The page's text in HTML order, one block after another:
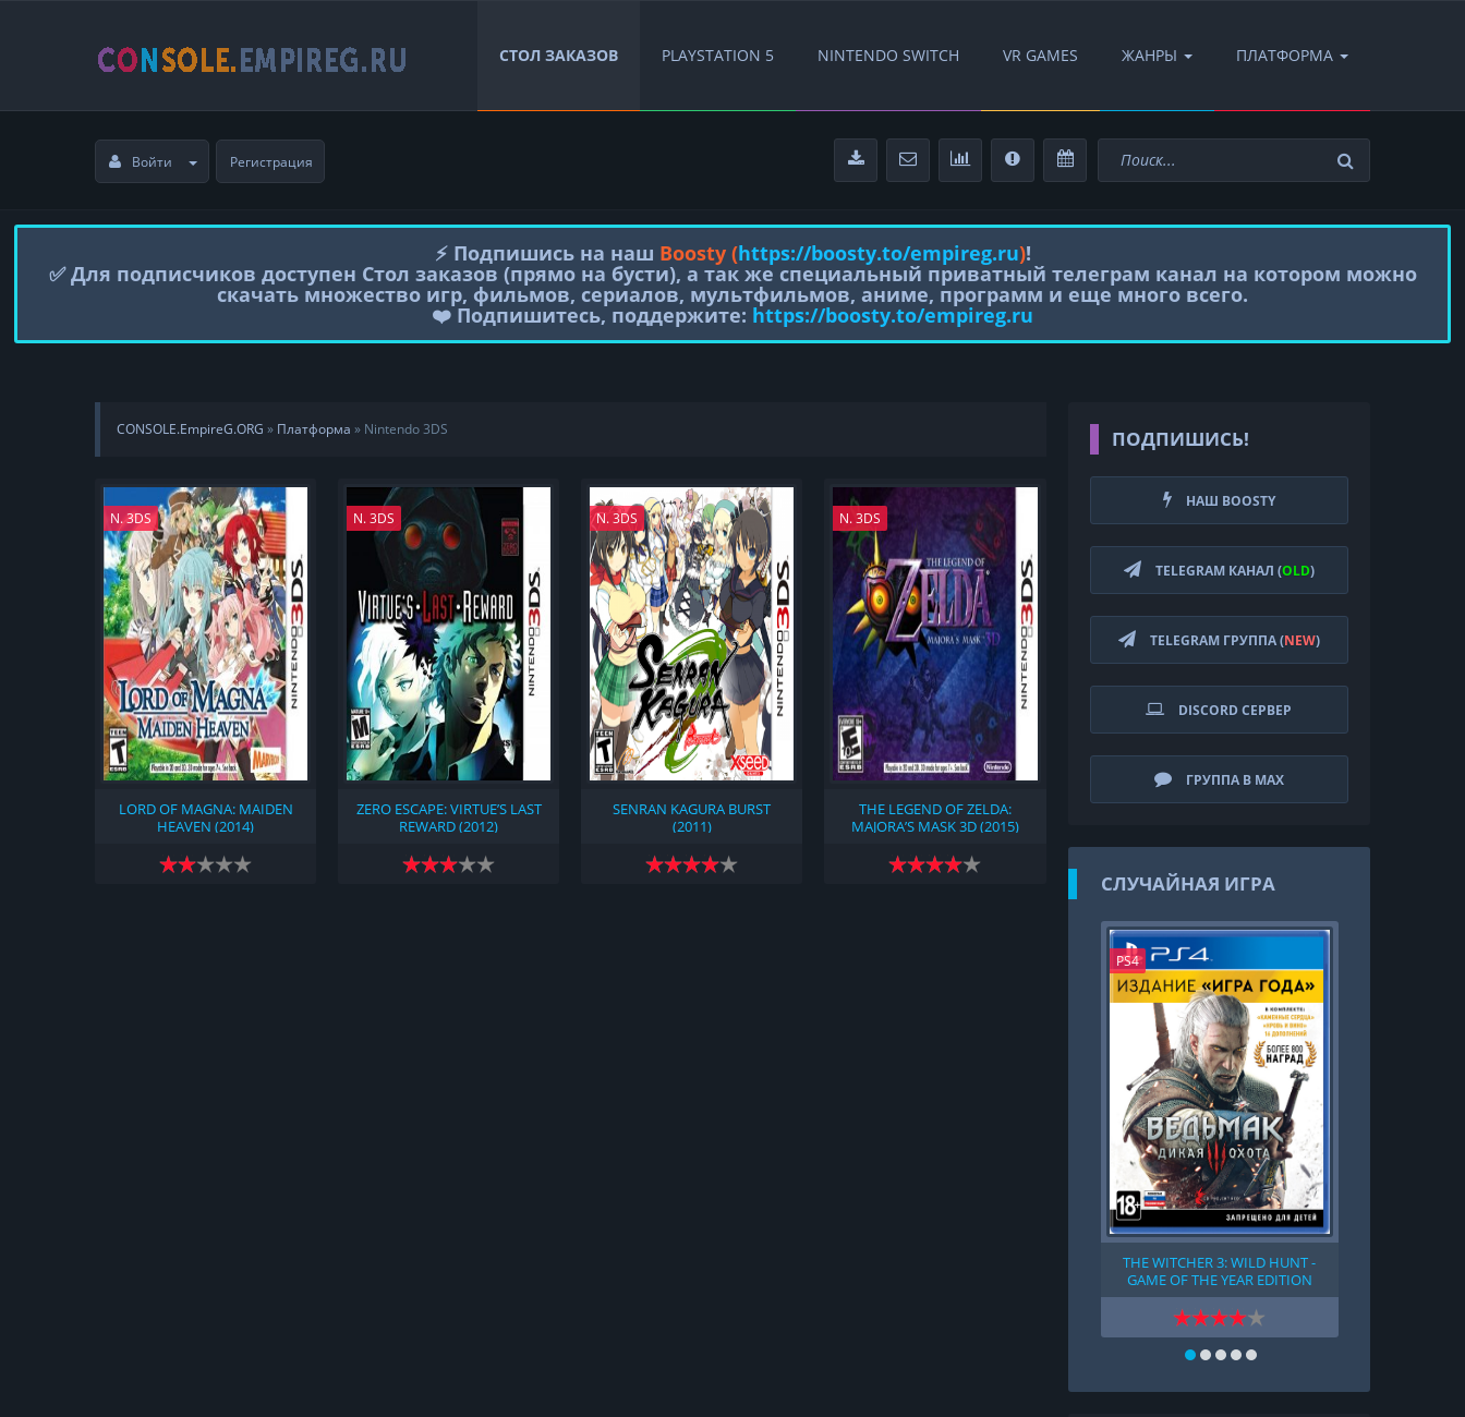
СТОЛ ЗАКАЗОВ PLAYSTATION 5 NINTENDO SWITCH VR GAMES ЖАНРЫ ПЛАТФОРМА
Войти Регистрация
⚡️ Подпишись на наш Boosty (https://boosty.to/empireg.ru)!
✅ Для подписчиков доступен Стол заказов (прямо на бусти), а так же специальный приватный телеграм канал на котором можно
скачать множество игр, фильмов, сериалов, мультфильмов, аниме, программ и еще много всего.
❤️ Подпишитесь, поддержите: https://boosty.to/empireg.ru
CONSOLE.EmpireG.ORG » Платформа » Nintendo 3DS
N. 3DS
LORD OF MAGNA: MAIDEN
HEAVEN (2014)
N. 3DS
ZERO ESCAPE: VIRTUE’S LAST
REWARD (2012)
N. 3DS
SENRAN KAGURA BURST
(2011)
N. 3DS
THE LEGEND OF ZELDA:
MAJORA’S MASK 3D (2015)
ПОДПИШИСЬ!
НАШ BOOSTY
TELEGRAM КАНАЛ (OLD)
TELEGRAM ГРУППА (NEW)
DISCORD СЕРВЕР
ГРУППА В MAX
СЛУЧАЙНАЯ ИГРА
PS4
THE WITCHER 3: WILD HUNT -
GAME OF THE YEAR EDITION
(2016)